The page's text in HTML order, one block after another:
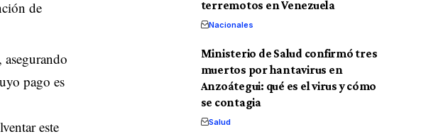
de
pago es
este
terremotos en Venezuela
Nacionales
Ministerio de Salud confirmó tres
muertos por hantavirus en
Anzoátegui: qué es el virus y cómo
se contagia
Salud